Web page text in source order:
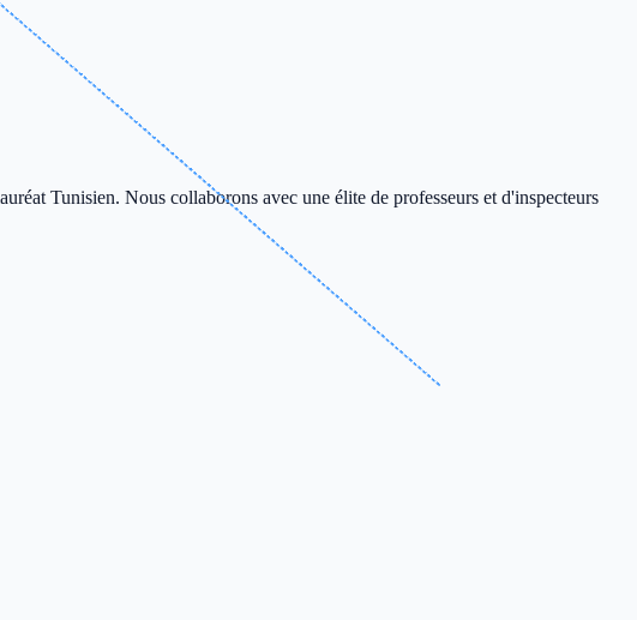
Tunisien. Nous collaborons avec une élite de professeurs et d'inspecteurs